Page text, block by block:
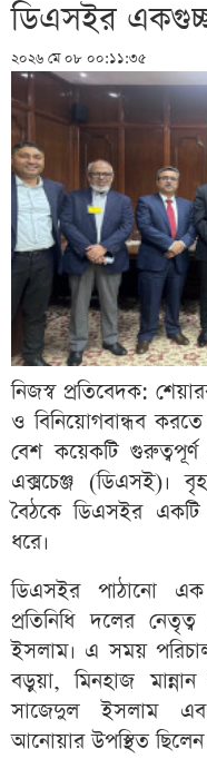
ডিএসইর একগুচ্ছ
২০২৬ মে ০৮ ০০:১১:৩৫
নিজস্ব প্রতিবেদক:
ও বিনিয়োগবান্ধব
বেশ কয়েকটি গুরুত্বপূর্ণ
এক্সচেঞ্জ (ডিএসই)।
বৈঠকে ডিএসইর
ধরে।
ডিএসইর পাঠানো এক
প্রতিনিধি দলের
ইসলাম। এ সময়
বড়ুয়া, মিনহাজ
সাজেদুল ইসলাম
আনোয়ার উপস্থিত